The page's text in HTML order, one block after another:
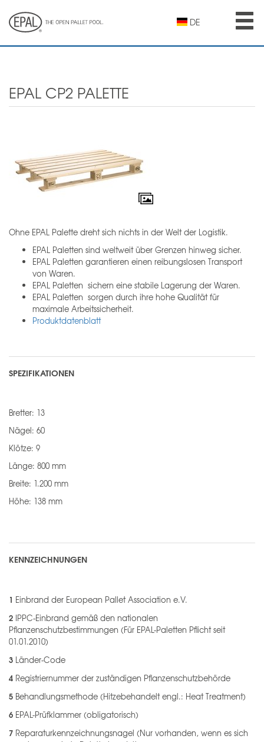
main
DE
EPAL CP2 PALETTE
Ohne EPAL Palette dreht sich nichts in der Welt der Logistik.
EPAL Paletten sind weltweit über Grenzen hinweg sicher.
EPAL Paletten garantieren einen reibungslosen Transport
von Waren.
EPAL Paletten sichern eine stabile Lagerung der Waren.
EPAL Paletten sorgen durch ihre hohe Qualität für
maximale Arbeitssicherheit.
Produktdatenblatt
SPEZIFIKATIONEN
Bretter: 13
Nägel: 60
Klötze: 9
Länge: 800 mm
Breite: 1.200 mm
Höhe: 138 mm
KENNZEICHNUNGEN
1 Einbrand der European Pallet Association e.V.
2 IPPC-Einbrand gemäß den nationalen
Pflanzenschutzbestimmungen (Für EPAL-Paletten Pflicht seit
01.01.2010)
3 Länder-Code
4 Registriernummer der zuständigen Pflanzenschutzbehörde
5 Behandlungsmethode (Hitzebehandelt engl.: Heat Treatment)
6 EPAL-Prüfklammer (obligatorisch)
7 Reparaturkennzeichnungsnagel (Nur vorhanden, wenn es sich